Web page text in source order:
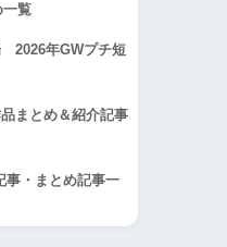
一覧
2026年GWプチ短
まとめ＆紹介記事
事・まとめ記事一